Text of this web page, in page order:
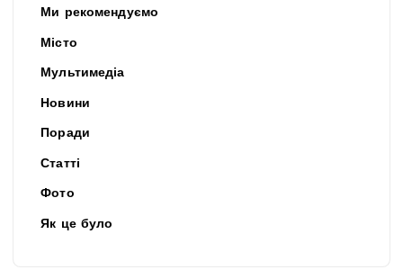
Ми рекомендуємо
Місто
Мультимедіа
Новини
Поради
Статті
Фото
Як це було